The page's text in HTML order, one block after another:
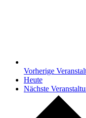
Vorherige
Heute
Nächste